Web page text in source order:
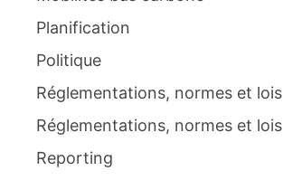
Planification
Politique
Réglementations, normes et lois
Réglementations, normes et lois
Reporting